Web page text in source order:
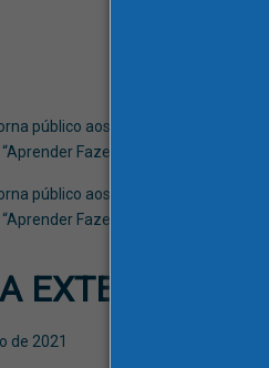
público aos estudantes do
Fazendo em Estética
público aos estudantes do
Fazendo em Estética
EXTENSÃO
de 2021